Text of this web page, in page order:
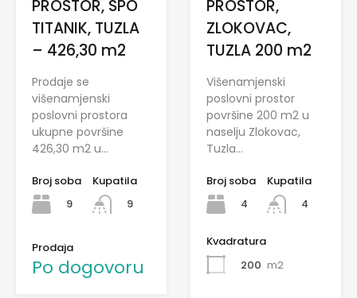
PROSTOR, SPO
TITANIK, TUZLA
– 426,30 m2
Prodaje se
višenamjenski
poslovni prostora
ukupne površine
426,30 m2 u…
Broj soba
9
Kupatila
9
Prodaja
Po dogovoru
PROSTOR,
ZLOKOVAC,
TUZLA 200 m2
Višenamjenski
poslovni prostor
površine 200 m2 u
naselju Zlokovac,
Tuzla…
Broj soba
4
Kupatila
4
Kvadratura
200 m2